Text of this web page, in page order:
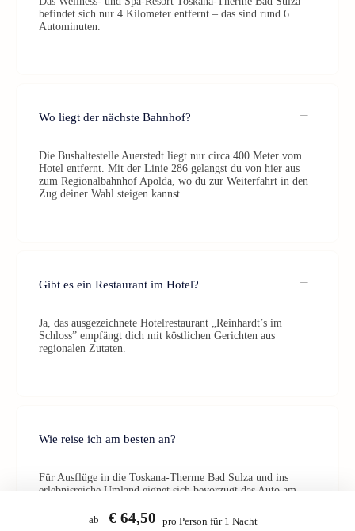
befindet sich nur 4 Kilometer entfernt – das sind rund 6
Autominuten.
Wo liegt der nächste Bahnhof?
Die Bushaltestelle Auerstedt liegt nur circa 400 Meter vom
Hotel entfernt. Mit der Linie 286 gelangst du von hier aus
zum Regionalbahnhof Apolda, wo du zur Weiterfahrt in den
Zug deiner Wahl steigen kannst.
Gibt es ein Restaurant im Hotel?
Ja, das ausgezeichnete Hotelrestaurant „Reinhardt’s im
Schloss” empfängt dich mit köstlichen Gerichten aus
regionalen Zutaten.
Wie reise ich am besten an?
Für Ausflüge in die Toskana-Therme Bad Sulza und ins
erlebnisreiche Umland eignet sich bevorzugt das Auto am
ab € 64,50 pro Person für 1 Nacht